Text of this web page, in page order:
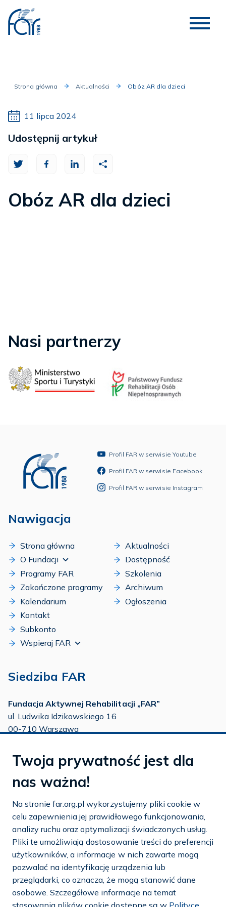
Strona główna Aktualności Obóz AR dla dzieci
11 lipca 2024
Obóz AR dla dzieci
Udostępnij artykuł
Nasi partnerzy
Profil FAR w serwisie Youtube
Profil FAR w serwisie Facebook
Profil FAR w serwisie Instagram
Nawigacja
Strona główna
O Fundacji
Programy FAR
Zakończone programy
Kalendarium
Kontakt
Subkonto
Wspieraj FAR
Aktualności
Dostępność
Szkolenia
Archiwum
Ogłoszenia
Siedziba FAR
Fundacja Aktywnej Rehabilitacji „FAR”
ul. Ludwika Idzikowskiego 16
00-710 Warszawa
tel.:22 651 88 03
22 858 26 39
tel.:22 642 22 91
e-mail:info@far.org.pl
Mapa strony
Dostosuj cookies
Twoja prywatność jest dla
nas ważna!
Na stronie far.org.pl wykorzystujemy pliki cookie w
celu zapewnienia jej prawidłowego funkcjonowania,
analizy ruchu oraz optymalizacji świadczonych usług.
Pliki te umożliwiają dostosowanie treści do preferencji
użytkowników, a informacje w nich zawarte mogą
pozwalać na identyfikację urządzenia lub
przeglądarki, co oznacza, że mogą stanowić dane
osobowe. Szczegółowe informacje na temat
stosowania plików cookie dostępne są w Polityce